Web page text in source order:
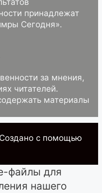
принадлежат
Сегодня».
за мнения,
читателей.
материалы
с помощью
файлы для
нашего